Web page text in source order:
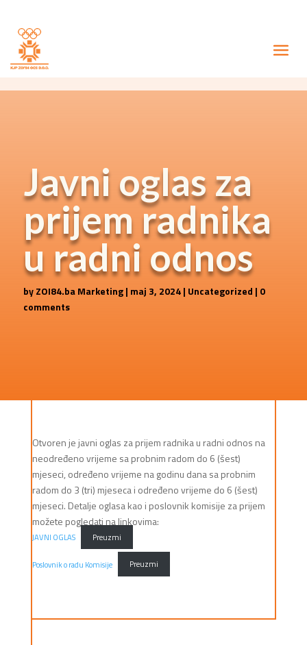
Javni oglas za
prijem radnika
u radni odnos
byZOI84.ba Marketing| maj 3, 2024| Uncategorized | 0
comments
Otvoren je javni oglas za prijem radnika u radni odnos na
neodređeno vrijeme sa probnim radom do 6 (šest)
mjeseci, određeno vrijeme na godinu dana sa probnim
radom do 3 (tri) mjeseca i određeno vrijeme do 6 (šest)
mjeseci. Detalje oglasa kao i poslovnik komisije za prijem
možete pogledati na linkovima:
JAVNI OGLAS Preuzmi
Poslovnik o radu Komisije Preuzmi